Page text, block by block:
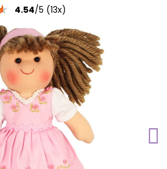
4.54/5 (13x)